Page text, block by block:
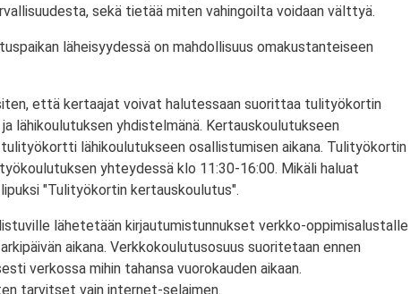
sekä tietää miten vahingoilta voidaan välttyä.
läheisyydessä on mahdollisuus omakustanteiseen
että kertaajat voivat halutessaan suorittaa tulityökortin
lähikoulutuksen yhdistelmänä. Kertauskoulutukseen
lähikoulutukseen osallistumisen aikana. Tulityökortin
yhteydessä klo 11:30-16:00. Mikäli haluat
"Tulityökortin kertauskoulutus".
lähetetään kirjautumistunnukset verkko-oppimisalustalle
aikana. Verkkokoulutusosuus suoritetaan ennen
verkossa mihin tahansa vuorokauden aikaan.
tarvitset vain internet-selaimen.